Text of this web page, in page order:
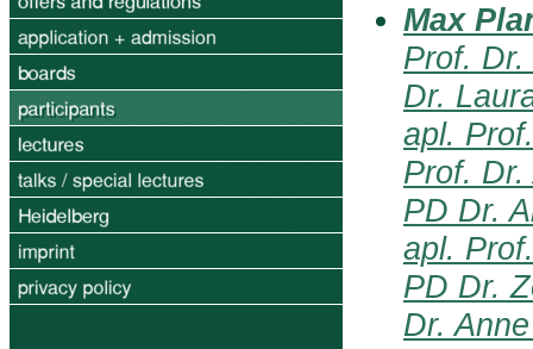
Max
Prof.
Dr.
apl.
Prof.
PD Dr.
apl.
PD Dr.
Dr.